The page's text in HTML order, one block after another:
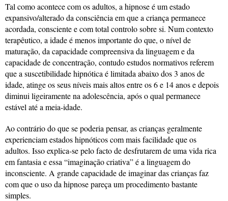
Tal como acontece com os adultos, a hipnose é um estado
expansivo/alterado da consciência em que a criança permanece
acordada, consciente e com total controlo sobre si. Num contexto
terapêutico, a idade é menos importante do que, o nível de
maturação, da capacidade compreensiva da linguagem e da
capacidade de concentração, contudo estudos normativos referem
que a suscetibilidade hipnótica é limitada abaixo dos 3 anos de
idade, atinge os seus níveis mais altos entre os 6 e 14 anos e depois
diminui ligeiramente na adolescência, após o qual permanece
estável até a meia-idade.
Ao contrário do que se poderia pensar, as crianças geralmente
experienciam estados hipnóticos com mais facilidade que os
adultos. Isso explica-se pelo facto de desfrutarem de uma vida rica
em fantasia e essa “imaginação criativa” é a linguagem do
inconsciente. A grande capacidade de imaginar das crianças faz
com que o uso da hipnose pareça um procedimento bastante
simples.